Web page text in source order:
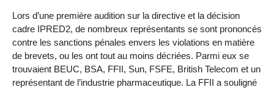
Lors d’une première audition sur la directive et la décision
cadre IPRED2, de nombreux représentants se sont prononcés
contre les sanctions pénales envers les violations en matière
de brevets, ou les ont tout au moins décriées. Parmi eux se
trouvaient BEUC, BSA, FFII, Sun, FSFE, British Telecom et un
représentant de l’industrie pharmaceutique. La FFII a souligné